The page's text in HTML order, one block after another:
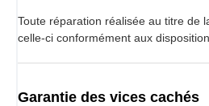
Toute réparation réalisée au titre de
celle-ci conformément aux
Garantie des vices cachés